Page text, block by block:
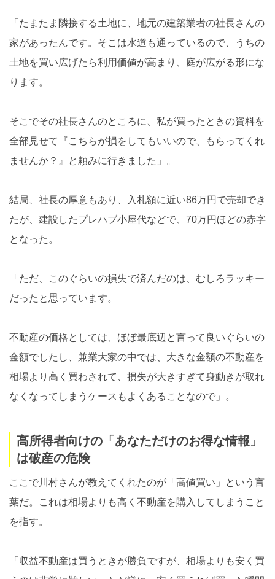
「たまたま隣接する土地に、地元の建築業者の社長さんの
家があったんです。そこは水道も通っているので、うちの
土地を買い広げたら利用価値が高まり、庭が広がる形にな
ります。
そこでその社長さんのところに、私が買ったときの資料を
全部見せて『こちらが損をしてもいいので、もらってくれ
ませんか？』と頼みに行きました」。
結局、社長の厚意もあり、入札額に近い86万円で売却でき
たが、建設したプレハブ小屋代などで、70万円ほどの赤字
となった。
「ただ、このぐらいの損失で済んだのは、むしろラッキー
だったと思っています。
不動産の価格としては、ほぼ最底辺と言って良いぐらいの
金額でしたし、兼業大家の中では、大きな金額の不動産を
相場より高く買わされて、損失が大きすぎて身動きが取れ
なくなってしまうケースもよくあることなので」。
高所得者向けの「あなただけのお得な情報」
は破産の危険
ここで川村さんが教えてくれたのが「高値買い」という言
葉だ。これは相場よりも高く不動産を購入してしまうこと
を指す。
「収益不動産は買うときが勝負ですが、相場よりも安く買